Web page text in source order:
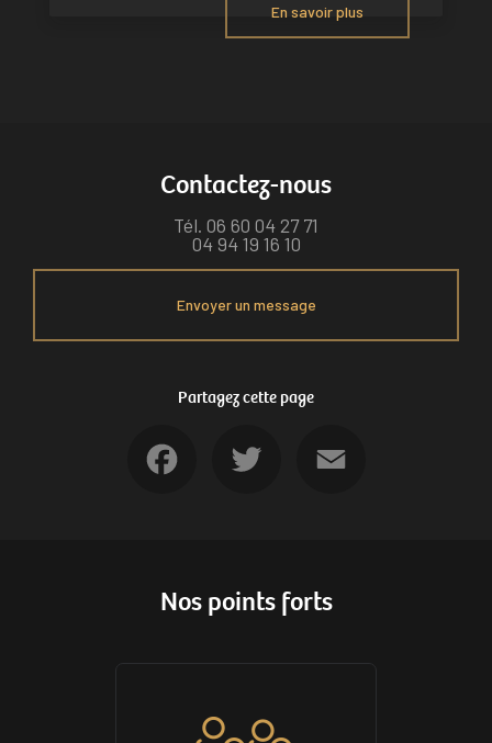
En savoir plus
Contactez-nous
Tél. 06 60 04 27 71
04 94 19 16 10
Envoyer un message
Partagez cette page
Nos points forts